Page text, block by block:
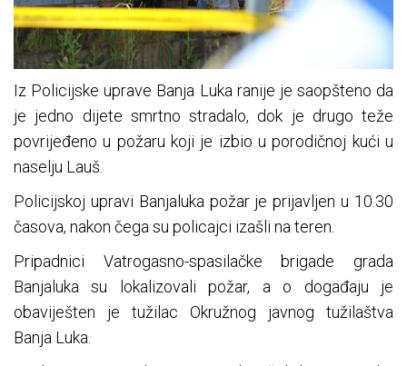
Iz Policijske uprave Banja Luka ranije je saopšteno da
je jedno dijete smrtno stradalo, dok je drugo teže
povrijeđeno u požaru koji je izbio u porodičnoj kući u
naselju Lauš.
Policijskoj upravi Banjaluka požar je prijavljen u 10.30
časova, nakon čega su policajci izašli na teren.
Pripadnici Vatrogasno-spasilačke brigade grada
Banjaluka su lokalizovali požar, a o događaju je
obaviješten je tužilac Okružnog javnog tužilaštva
Banja Luka.